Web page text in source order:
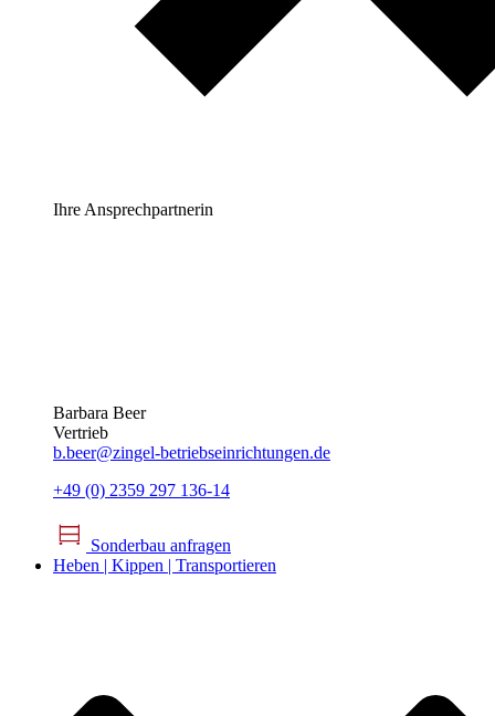
Ihre Ansprechpartnerin
Barbara Beer
Vertrieb
b.beer@zingel-betriebseinrichtungen.de
+49 (0) 2359 297 136-14
Sonderbau anfragen
Heben | Kippen | Transportieren